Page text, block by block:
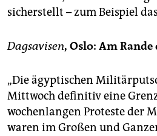
sicherstellt – zum Beispiel
Dagsavisen, Oslo: Am
„Die ägyptischen
Mittwoch definitiv eine
wochenlangen Proteste der
waren im Großen und